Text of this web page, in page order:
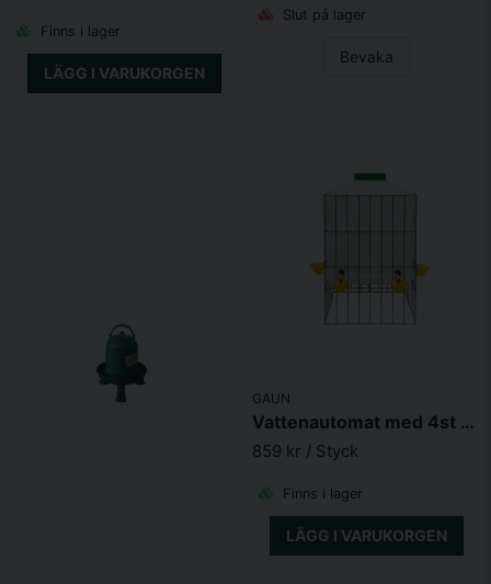
Finns i lager
LÄGG I VARUKORGEN
Slut på lager
Bevaka
GAUN
Vattenautomat med 4st Drickkoppar
859 kr / Styck
Finns i lager
LÄGG I VARUKORGEN